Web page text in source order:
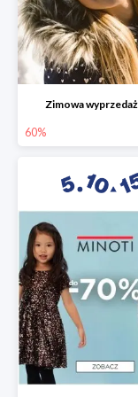
Zimowa
60%